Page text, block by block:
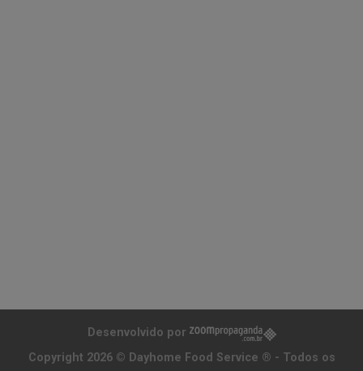
Desenvolvido por
Copyright 2026 © Dayhome Food Service ® - Todos os